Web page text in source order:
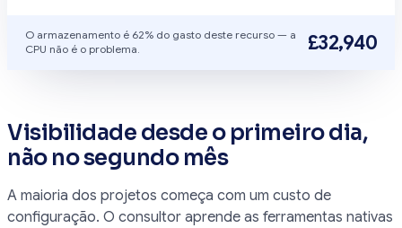
O armazenamento é 62% do gasto deste recurso — a
CPU não é o problema.
£32,940
Visibilidade desde o primeiro dia,
não no segundo mês
A maioria dos projetos começa com um custo de
configuração. O consultor aprende as ferramentas nativas